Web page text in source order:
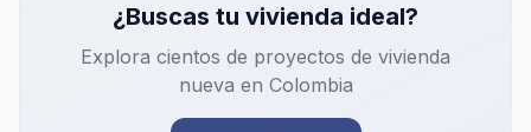
¿Buscas tu vivienda ideal?
Explora cientos de proyectos de vivienda
nueva en Colombia